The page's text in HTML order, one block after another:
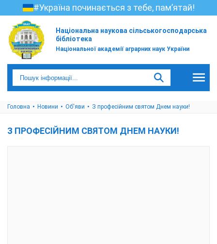
#Україна починається з тебе, пам’ятай!
Національна наукова сільськогосподарська
бібліотека
Національної академії аграрних наук України
Головна Новини Об'яви З професійним святом Днем науки!
З ПРОФЕСІЙНИМ СВЯТОМ ДНЕМ НАУКИ!